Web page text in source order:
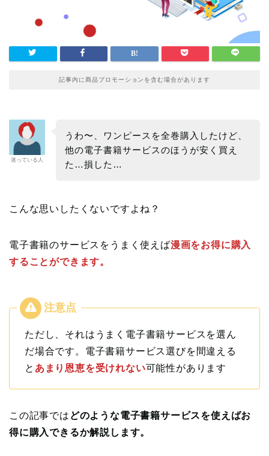
記事内に商品プロモーションを含む場合があります
迷っている人
うわ〜、ワンピースを全巻購入したけど、
他の電子書籍サービスのほうが安く買え
た…損した…
こんな思いしたくないですよね？
電子書籍のサービスをうまく使えば漫画をお得に購入
することができます。
ただし、それはうまく電子書籍サービスを選ん
だ場合です。電子書籍サービス選びを間違える
と あまり恩恵を受けれない可能性があります
この記事では どのような電子書籍サービスを使えばお
得に購入できるか解説します。